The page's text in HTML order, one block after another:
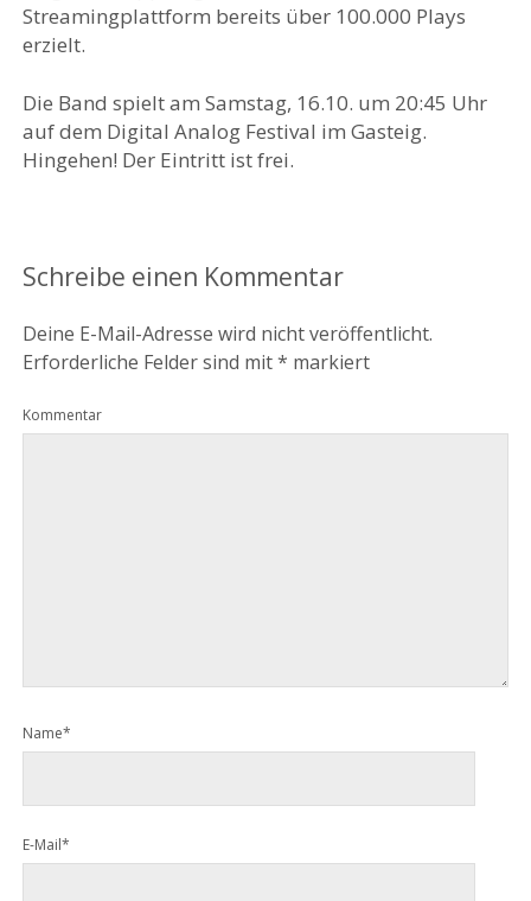
Streamingplattform bereits über 100.000 Plays
erzielt.
Die Band spielt am Samstag, 16.10. um 20:45 Uhr
auf dem Digital Analog Festival im Gasteig.
Hingehen! Der Eintritt ist frei.
Schreibe einen Kommentar
Deine E-Mail-Adresse wird nicht veröffentlicht.
Erforderliche Felder sind mit* markiert
Kommentar
Name*
E-Mail*